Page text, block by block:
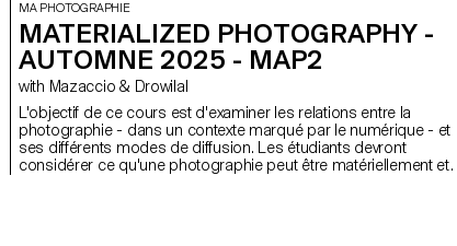
MA PHOTOGRAPHIE
MATERIALIZED PHOTOGRAPHY -
AUTOMNE 2025 - MAP2
with Mazaccio & Drowilal
L'objectif de ce cours est d'examiner les relations entre la
photographie - dans un contexte marqué par le numérique - et
ses différents modes de diffusion. Les étudiants devront
considérer ce qu'une photographie peut être matériellement et